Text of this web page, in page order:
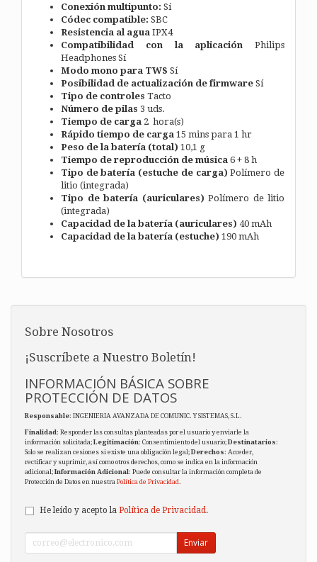
Conexión multipunto: Sí
Códec compatible: SBC
Resistencia al agua IPX4
Compatibilidad con la aplicación Philips
Headphones Sí
Modo mono para TWS Sí
Posibilidad de actualización de firmware Sí
Tipo de controles Tacto
Número de pilas 3 uds.
Tiempo de carga 2 hora(s)
Rápido tiempo de carga 15 mins para 1 hr
Peso de la batería (total) 10,1 g
Tiempo de reproducción de música 6 + 8 h
Tipo de batería (estuche de carga)Polímero de
litio (integrada)
Tipo de batería (auriculares) Polímero de litio
(integrada)
Capacidad de la batería (auriculares) 40 mAh
Capacidad de la batería (estuche) 190 mAh
Sobre Nosotros
¡Suscríbete a Nuestro Boletín!
INFORMACIÓN BÁSICA SOBRE
PROTECCIÓN DE DATOS
Responsable: INGENIERIA AVANZADA DE COMUNIC. Y SISTEMAS, S.L.
Finalidad: Responder las consultas planteadas por el usuario y enviarle la
información solicitada;Legitimación: Consentimiento del usuario;Destinatarios:
Solo se realizan cesiones si existe una obligación legal;Derechos: Acceder,
rectificar y suprimir, así como otros derechos, como se indica en la información
adicional;Información Adicional: Puede consultar la información completa de
Protección de Datos en nuestra Política de Privacidad.
He leído y acepto la Política de Privacidad .
Enviar